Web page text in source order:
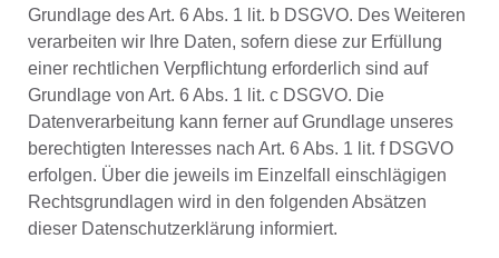
Grundlage des Art. 6 Abs. 1 lit. b DSGVO. Des Weiteren
verarbeiten wir Ihre Daten, sofern diese zur Erfüllung
einer rechtlichen Verpflichtung erforderlich sind auf
Grundlage von Art. 6 Abs. 1 lit. c DSGVO. Die
Datenverarbeitung kann ferner auf Grundlage unseres
berechtigten Interesses nach Art. 6 Abs. 1 lit. f DSGVO
erfolgen. Über die jeweils im Einzelfall einschlägigen
Rechtsgrundlagen wird in den folgenden Absätzen
dieser Datenschutzerklärung informiert.